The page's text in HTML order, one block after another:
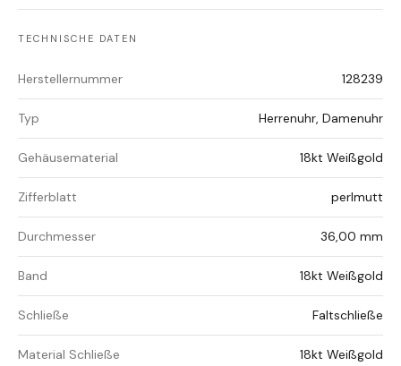
TECHNISCHE DATEN
Herstellernummer 128239
Typ Herrenuhr, Damenuhr
Gehäusematerial 18kt Weißgold
Zifferblatt perlmutt
Durchmesser 36,00 mm
Band 18kt Weißgold
Schließe Faltschließe
Material Schließe 18kt Weißgold